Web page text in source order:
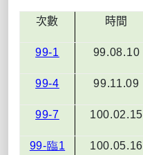
次數 時間
99-1 99.08.10
99-4 99.11.09
99-7 100.02.15
99-臨1 100.05.16